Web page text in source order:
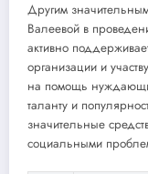
Другим
Валеевой в
активно
организации и
на помощь
таланту и
значительные
социальными